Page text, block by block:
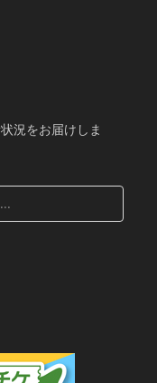
況をお届けしま